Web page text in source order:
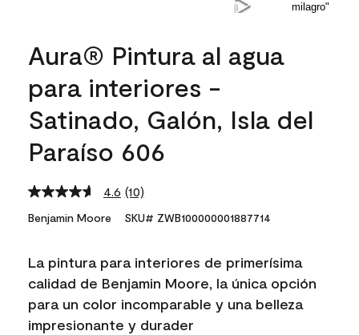
Aura® Pintura al agua
para interiores -
Satinado, Galón, Isla del
Paraíso 606
4.6 Read
10
Reviews.
link.
(10)
Benjamin Moore SKU# ZWB100000001887714
La pintura para interiores de primerísima
calidad de Benjamin Moore, la única opción
para un color incomparable y una belleza
impresionante y durader